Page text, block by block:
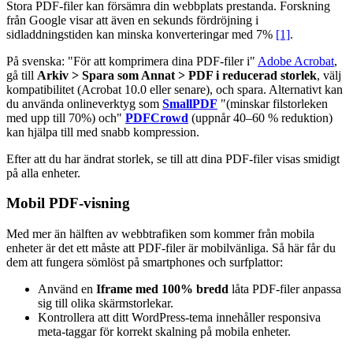
Stora PDF-filer kan försämra din webbplats prestanda. Forskning
från Google visar att även en sekunds fördröjning i
sidladdningstiden kan minska konverteringar med 7% [1].
På svenska: "För att komprimera dina PDF-filer i" Adobe Acrobat,
gå till Arkiv > Spara som Annat > PDF i reducerad storlek, välj
kompatibilitet (Acrobat 10.0 eller senare), och spara. Alternativt kan
du använda onlineverktyg som SmallPDF "(minskar filstorleken
med upp till 70%) och" PDFCrowd (uppnår 40–60 % reduktion)
kan hjälpa till med snabb kompression.
Efter att du har ändrat storlek, se till att dina PDF-filer visas smidigt
på alla enheter.
Mobil PDF-visning
Med mer än hälften av webbtrafiken som kommer från mobila
enheter är det ett måste att PDF-filer är mobilvänliga. Så här får du
dem att fungera sömlöst på smartphones och surfplattor:
Använd en Iframe med 100% bredd låta PDF-filer anpassa
sig till olika skärmstorlekar.
Kontrollera att ditt WordPress-tema innehåller responsiva
meta-taggar för korrekt skalning på mobila enheter.